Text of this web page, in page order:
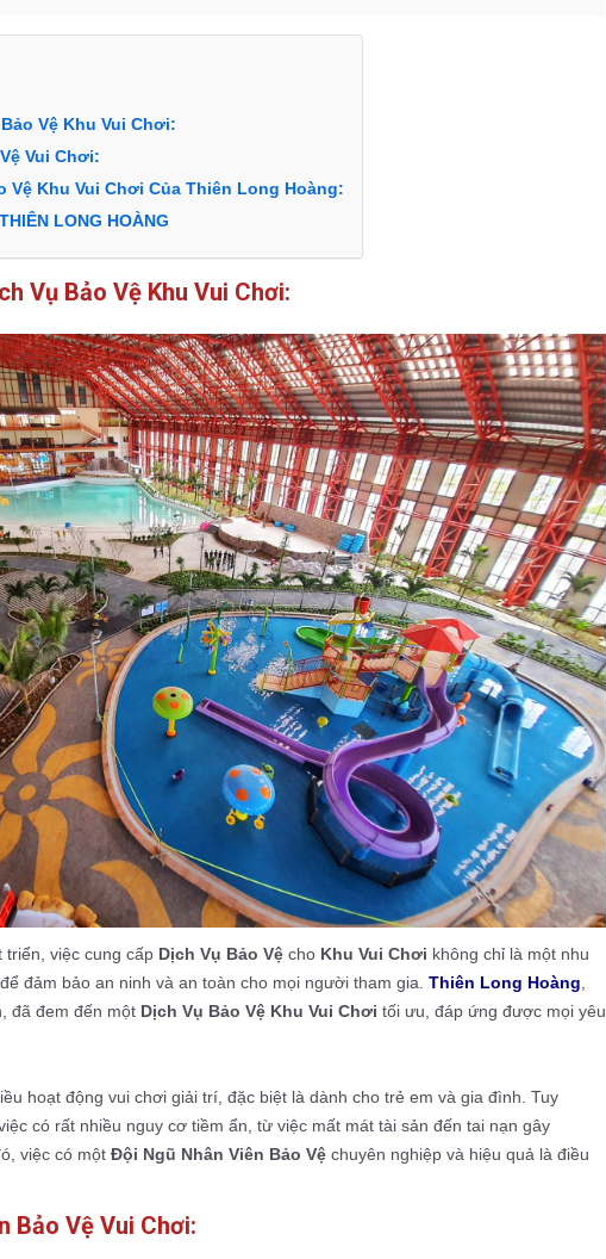
Vệ Khu Vui Chơi:
Vui Chơi:
Vệ Khu Vui Chơi Của Thiên Long Hoàng:
LONG HOÀNG
Vụ Bảo Vệ Khu Vui Chơi:
triển, việc cung cấp Dịch Vụ Bảo Vệ cho Khu Vui Chơi không chỉ là một nhu
đảm bảo an ninh và an toàn cho mọi người tham gia. Thiên Long Hoàng
đã đem đến một Dịch Vụ Bảo Vệ Khu Vui Chơi tối ưu, đáp ứng được mọi yêu
hoạt động vui chơi giải trí, đặc biệt là dành cho trẻ em và gia đình. Tuy
có rất nhiều nguy cơ tiềm ẩn, từ việc mất mát tài sản đến tai nạn gây
việc có một Đội Ngũ Nhân Viên Bảo Vệ chuyên nghiệp và hiệu quả là điều
Bảo Vệ Vui Chơi: